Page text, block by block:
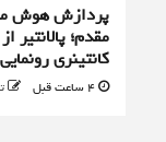
پردازش هوش
مقدم؛ پالانتیر
کانتینری